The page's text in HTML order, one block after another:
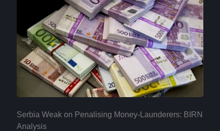
Serbia Weak on Penalising Money-Launderers: BIRN
Analysis